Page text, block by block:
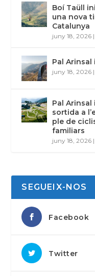
Boí Taüll
una nova
Catalunya
juny 18, 2026 |
Pal Arinsal
juny 18, 2026
Pal
sortida a
ple de
familiars
juny 18, 2026 |
SEGUEIX-NOS
Facebook
Twitter